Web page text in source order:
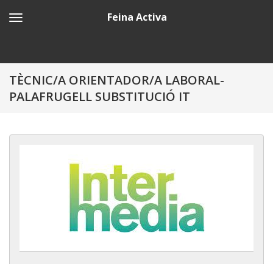
Feina Activa
TÈCNIC/A ORIENTADOR/A LABORAL-
PALAFRUGELL SUBSTITUCIÓ IT